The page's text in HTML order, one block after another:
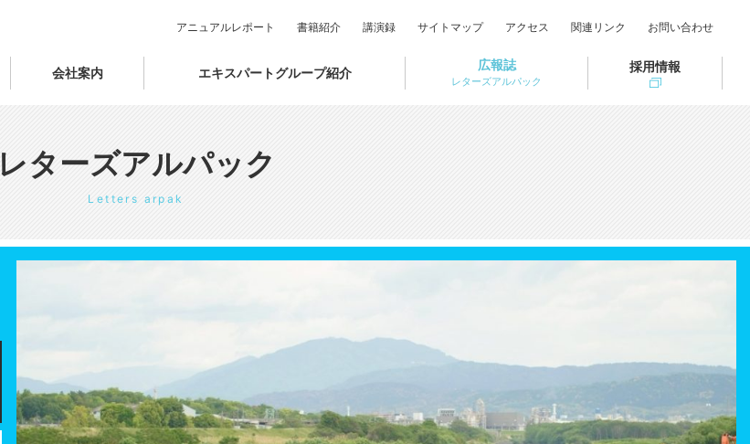
会社案内 エキスパートグループ紹介
広報誌
レターズアルパック
採用情報
アニュアルレポート 書籍紹介 講演録 サイトマップ アクセス 関連リンク お問い合わせ
レターズアルパック
Letters arpak